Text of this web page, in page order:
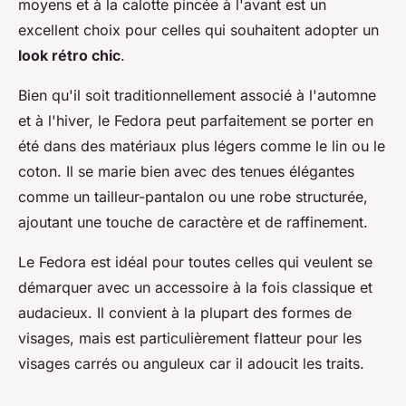
moyens et à la calotte pincée à l'avant est un
excellent choix pour celles qui souhaitent adopter un
look rétro chic.
Bien qu'il soit traditionnellement associé à l'automne
et à l'hiver, le Fedora peut parfaitement se porter en
été dans des matériaux plus légers comme le lin ou le
coton. Il se marie bien avec des tenues élégantes
comme un tailleur-pantalon ou une robe structurée,
ajoutant une touche de caractère et de raffinement.
Le Fedora est idéal pour toutes celles qui veulent se
démarquer avec un accessoire à la fois classique et
audacieux. Il convient à la plupart des formes de
visages, mais est particulièrement flatteur pour les
visages carrés ou anguleux car il adoucit les traits.